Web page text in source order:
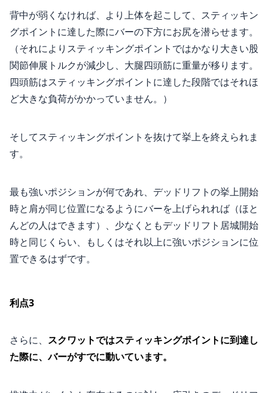
背中が弱くなければ、より上体を起こして、スティッキン
グポイントに達した際にバーの下方にお尻を潜らせます。
（それによりスティッキングポイントではかなり大きい股
関節伸展トルクが減少し、大腿四頭筋に重量が移ります。
四頭筋はスティッキングポイントに達した段階ではそれほ
ど大きな負荷がかかっていません。）
そしてスティッキングポイントを抜けて挙上を終えられま
す。
最も強いポジションが何であれ、デッドリフトの挙上開始
時と肩が同じ位置になるようにバーを上げられれば（ほと
んどの人はできます）、少なくともデッドリフト居城開始
時と同じくらい、もしくはそれ以上に強いポジションに位
置できるはずです。
利点3
さらに、 スクワットではスティッキングポイントに到達し
た際に、バーがすでに動いています。